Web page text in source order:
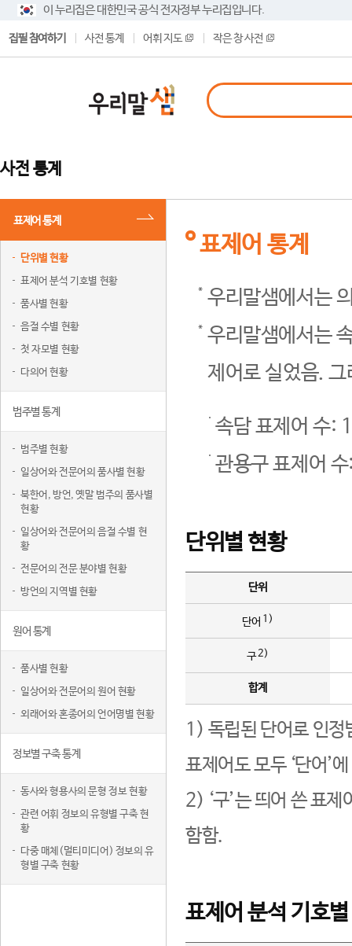
이 누리집은 대한민국 공식 전자정부 누리집입니다.
집필 참여하기 사전 통계 어휘 지도 작은 창 사전
사전 통계
표제어 통계
단위별 현황
표제어 분석 기호별 현황
품사별 현황
음절 수별 현황
첫 자모별 현황
다의어 현황
범주별 통계
범주별 현황
일상어와 전문어의 품사별 현황
북한어, 방언, 옛말 범주의 품사별
현황
일상어와 전문어의 음절 수별 현
황
전문어의 전문 분야별 현황
방언의 지역별 현황
원어 통계
품사별 현황
일상어와 전문어의 원어 현황
외래어와 혼종어의 언어명별 현황
정보별 구축 통계
동사와 형용사의 문형 정보 현황
관련 어휘 정보의 유형별 구축 현
황
다중 매체(멀티미디어) 정보의 유
형별 구축 현황
표제어 통계
우리말샘에서는
우리말샘에서는
제어로 실었음.
속담 표제어 수:
관용구 표제어
단위별 현황
단위
단어 1)
구2)
합계
1) 독립된 단어로 인정
표제어도 모두 ‘단어’
2) ‘구’는 띄어 쓴 표
함함.
표제어 분석 기호